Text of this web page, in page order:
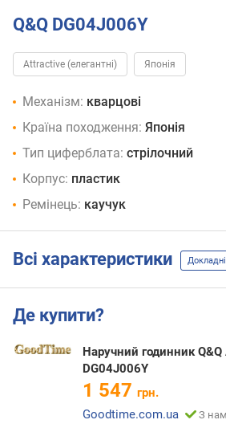
Q&Q DG04J006Y
Attractive (елегантні) Японія
Механізм: кварцові
Країна походження: Японія
Тип циферблата: стрілочний
Корпус: пластик
Ремінець: каучук
Всі характеристики
Де купити?
Наручний годинник Q&Q
DG04J006Y
1 547 грн.
Goodtime.com.ua
З